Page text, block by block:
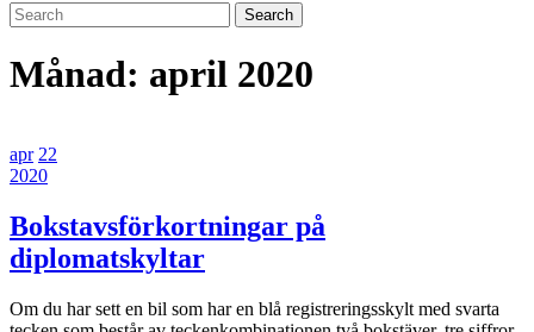
CLOSE
BUTTON
Search
for:
Månad: april 2020
apr22
april,
22
202022
2020
Bokstavsförkortningar på
diplomatskyltarBokstavsförkortningar
diplomatskyltar
Om du har sett en bil som har en blå registreringsskylt med svarta